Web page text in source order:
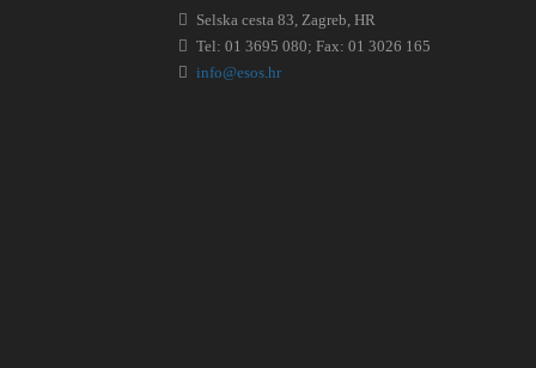
Selska cesta 83, Zagreb, HR
Tel: 01 3695 080; Fax: 01 3026 165
info@esos.hr